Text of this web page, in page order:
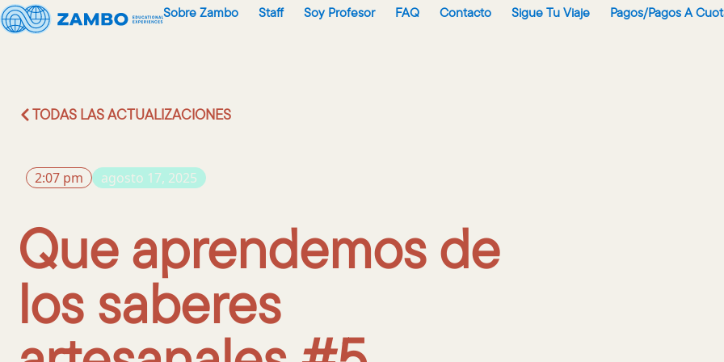
Sobre Zambo Staff Soy Profesor FAQ Contacto Sigue Tu Viaje Pagos/Pagos A
TODAS LAS ACTUALIZACIONES
2:07 pm agosto 17, 2025
Que aprendemos de
los saberes